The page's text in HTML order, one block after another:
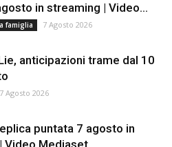
in streaming | Video...
famiglia 7 Agosto 2026
anticipazioni trame dal 10
7 Agosto 2026
puntata 7 agosto in